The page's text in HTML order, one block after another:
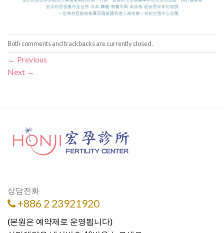
Both comments and trackbacks are currently closed.
← Previous
Next →
상담전화
+886 2 23921920
(본원은 예약제로 운영됩니다)